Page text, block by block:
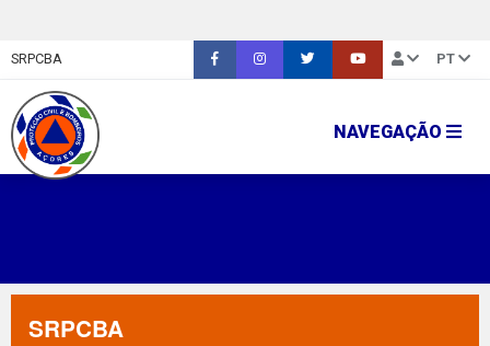
SRPCBA PT
NAVEGAÇÃO
SRPCBA